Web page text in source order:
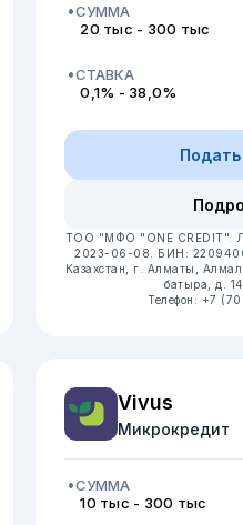
СУММА
20 тыс - 300 тыс
СТАВКА
0,1% - 38,0%
Подать
ТОО "МФО "ONE CREDIT".
2023-06-08. БИН:
Казахстан, г. Алматы,
батыра, д.
Телефон: +7
Vivus
Микрокредит
СУММА
10 тыс - 300 тыс